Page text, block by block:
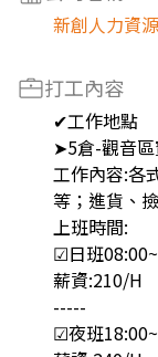
新創人力資
打工內容
✔工作地點
➤5倉-觀音
工作內容:各
等；進貨、
上班時間:
☑日班
薪資:210/H
-----
☑夜班